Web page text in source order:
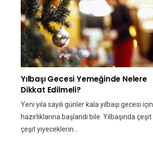
Yılbaşı Gecesi Yemeğinde Nelere
Dikkat Edilmeli?
Yeni yıla sayılı günler kala yılbaşı gecesi için
hazırlıklarına başlandı bile. Yılbaşında çeşit
çeşit yiyeceklerin…